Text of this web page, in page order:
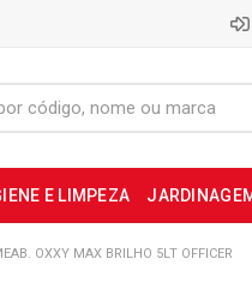
E LIMPEZA
OXXY MAX BRILHO 5LT OFFICER